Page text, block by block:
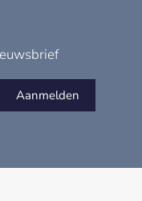
Aanmelden